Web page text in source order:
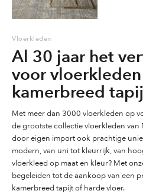
Vloerkleden
Al 30 jaar het
voor
kamerbreed
Met meer dan 3000 vloerkleden op
de grootste collectie vloerkleden
door eigen import ook prachtige
modern, van uni tot kleurrijk, van
vloerkleed op maat en kleur? Met
begeleiden tot de aankoop van een
kamerbreed tapijt of harde vloer.